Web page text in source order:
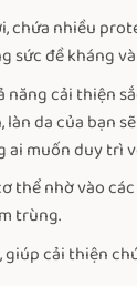
chứa nhiều
đề kháng
cải thiện
da của bạn
muốn duy trì
thể nhờ vào
trùng.
cải thiện